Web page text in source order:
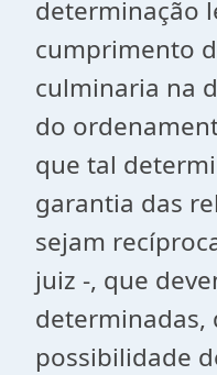
determinação
cumprimento
culminaria na
do
que tal
garantia das
sejam
juiz -, que
determinadas,
possibilidade